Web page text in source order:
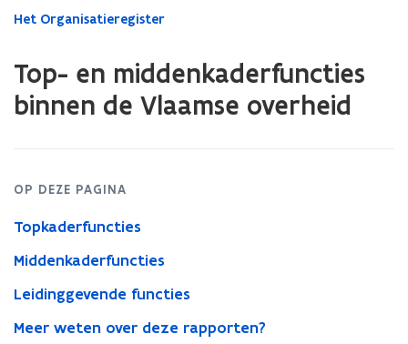
Gedaan
bevindt
zich
middenkaderfuncties
overheid
Het Organisatieregister
Top- en middenkaderfuncties
binnen de Vlaamse overheid
OP DEZE PAGINA
Topkaderfuncties
Middenkaderfuncties
Leidinggevende functies
Meer weten over deze rapporten?